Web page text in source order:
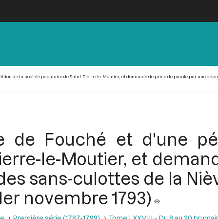
de la société populaire de Saint-Pierre-le-Moutier, et demande de prise de parole par une
de Fouché et d'une
le-Moutier, et
sans-culottes de la
novembre 1793)